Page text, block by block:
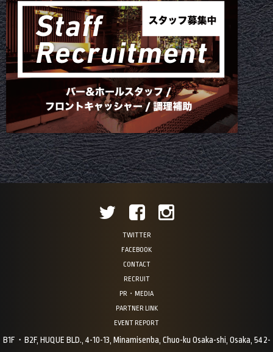
TWITTER
FACEBOOK
CONTACT
RECRUIT
PR・MEDIA
PARTNER LINK
EVENT REPORT
B1F・B2F, HUQUE BLD., 4-10-13, Minamisenba, Chuo-ku Osaka-shi, Osaka, 542-